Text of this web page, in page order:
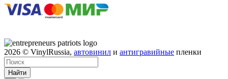
2026 © VinylRussia, автовинил и антигравийные пленки
Найти